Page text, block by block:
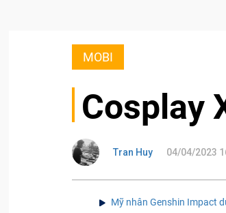
MOBI
Cosplay
Tran Huy 04/04/2023
Mỹ nhân Genshin Impact